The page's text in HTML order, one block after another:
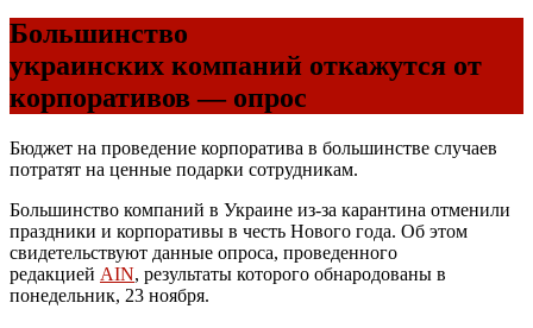
Большинство
украинских компаний откажутся от
корпоративов — опрос
Бюджет на проведение корпоратива в большинстве случаев
потратят на ценные подарки сотрудникам.
Большинство компаний в Украине из-за карантина отменили
праздники и корпоративы в честь Нового года. Об этом
свидетельствуют данные опроса, проведенного
редакцией AIN, результаты которого обнародованы в
понедельник, 23 ноября.